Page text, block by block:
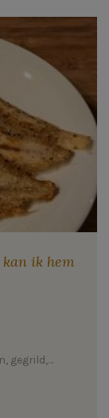
kan ik hem
gegrild,…